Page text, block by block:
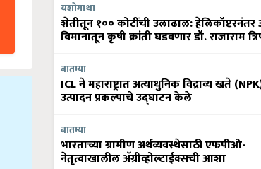
यशोगाथा
शेतीतून १०० कोटींची उलाढाल:
विमानातून कृषी क्रांती घडवणार डॉ. राजाराम
बातम्या
ICL ने महाराष्ट्रात अत्याधुनिक विद्राव्य खते
उत्पादन प्रकल्पाचे उद्घाटन केले
बातम्या
भारताच्या ग्रामीण अर्थव्यवस्थेसाठी एफपीओ-
नेतृत्वाखालील अ‍ॅग्रीव्होल्टाईक्सची आशा